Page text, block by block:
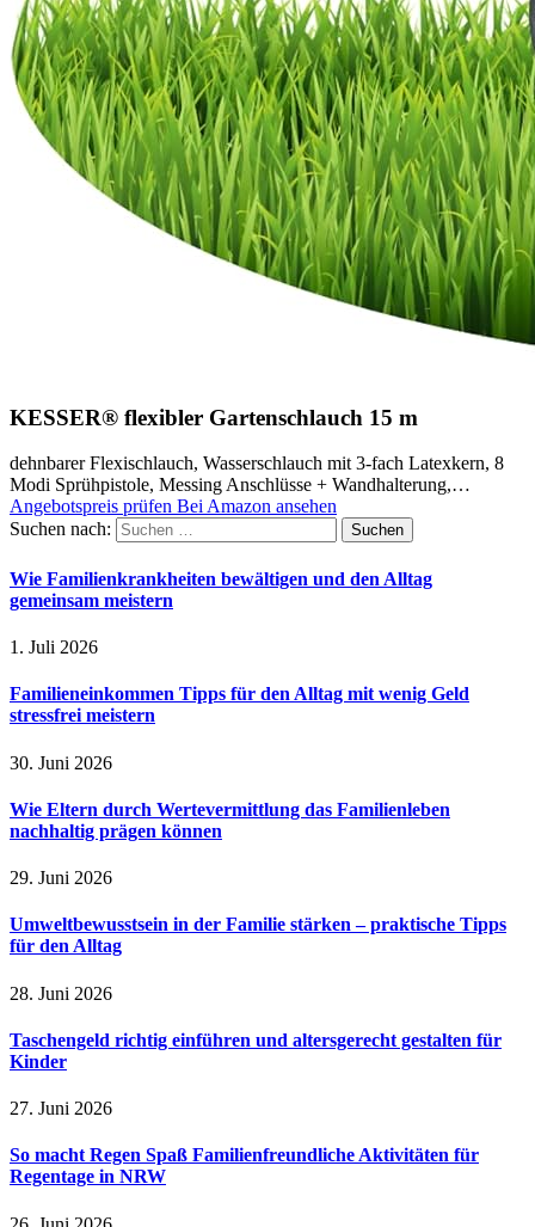
KESSER® flexibler Gartenschlauch 15 m
dehnbarer Flexischlauch, Wasserschlauch mit 3-fach Latexkern, 8
Modi Sprühpistole, Messing Anschlüsse + Wandhalterung,…
Angebotspreis prüfen Bei Amazon ansehen
Suchen nach:
Wie Familienkrankheiten bewältigen und den Alltag
gemeinsam meistern
1. Juli 2026
Familieneinkommen Tipps für den Alltag mit wenig Geld
stressfrei meistern
30. Juni 2026
Wie Eltern durch Wertevermittlung das Familienleben
nachhaltig prägen können
29. Juni 2026
Umweltbewusstsein in der Familie stärken – praktische Tipps
für den Alltag
28. Juni 2026
Taschengeld richtig einführen und altersgerecht gestalten für
Kinder
27. Juni 2026
So macht Regen Spaß Familienfreundliche Aktivitäten für
Regentage in NRW